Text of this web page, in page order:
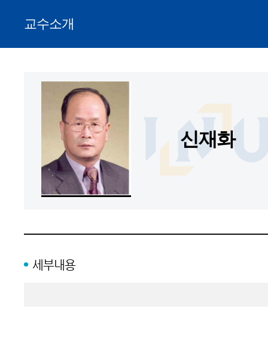
교수소개
신재화
세부내용